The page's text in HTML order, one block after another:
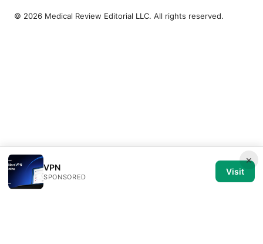
×
VPN
SPONSORED
Visit
© 2026 Medical Review Editorial LLC. All rights reserved.